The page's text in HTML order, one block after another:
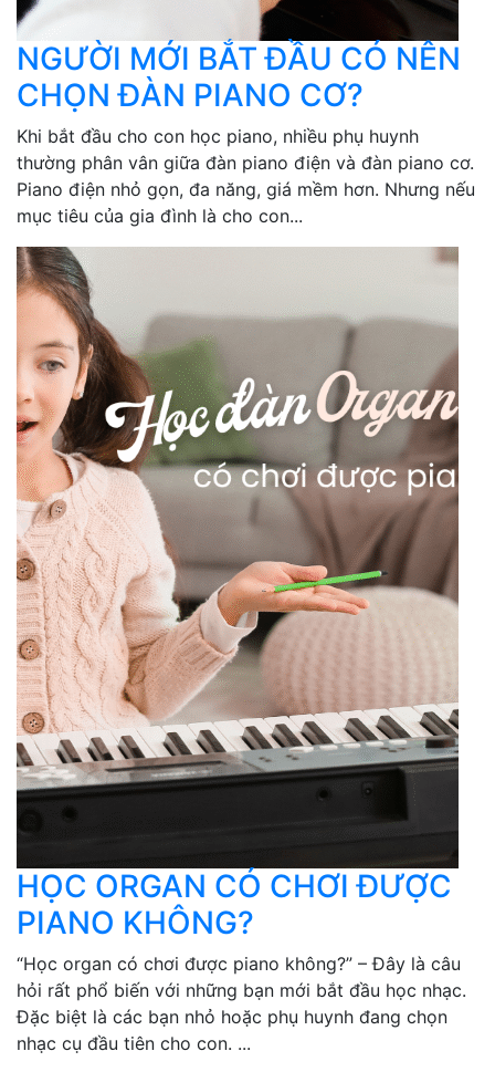
NGƯỜI MỚI BẮT ĐẦU CÓ NÊN
CHỌN ĐÀN PIANO CƠ?
Khi bắt đầu cho con học piano, nhiều phụ huynh
thường phân vân giữa đàn piano điện và đàn piano cơ.
Piano điện nhỏ gọn, đa năng, giá mềm hơn. Nhưng nếu
mục tiêu của gia đình là cho con...
HỌC ORGAN CÓ CHƠI ĐƯỢC
PIANO KHÔNG?
“Học organ có chơi được piano không?” – Đây là câu
hỏi rất phổ biến với những bạn mới bắt đầu học nhạc.
Đặc biệt là các bạn nhỏ hoặc phụ huynh đang chọn
nhạc cụ đầu tiên cho con. ...